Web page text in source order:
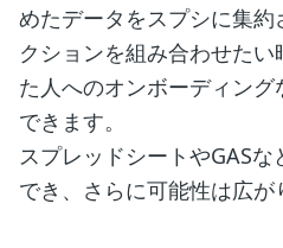
めたデータをスプシに集
クションを組み合わせた
た人へのオンボーディン
できます。
スプレッドシートやGAS
でき、さらに可能性は広が